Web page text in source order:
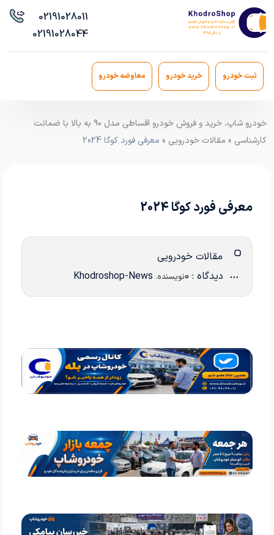
02191028011
02191028044
ثبت خودرو خرید خودرو معاوضه خودرو
خودرو شاپ، خرید و فروش خودرو اقساطی مدل ۹۰ به بالا با ضمانت
کارشناسی » مقالات خودرویی » معرفی فورد کوگا 2024
معرفی فورد کوگا 2024
مقالات خودرویی
دیدگاه : 0 نویسنده: Khodroshop-News